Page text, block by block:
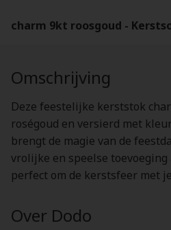
Omschrijving
Deze feestelijke kerststok
roségoud en versierd met
brengt de magie van de
vrolijke en speelse
perfect om de kerstsfeer met
Over Dodo